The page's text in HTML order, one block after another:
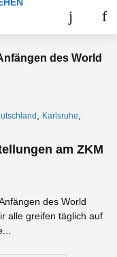
des World
Karlsruhe
am ZKM
des World
alle greifen täglich auf